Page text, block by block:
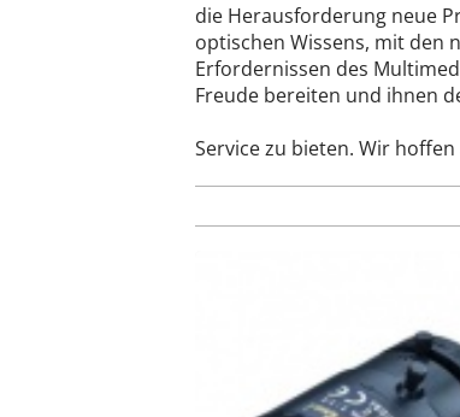
die Herausforderung neue
optischen Wissens, mit den
Erfordernissen des
Freude bereiten und ihnen
Service zu bieten. Wir